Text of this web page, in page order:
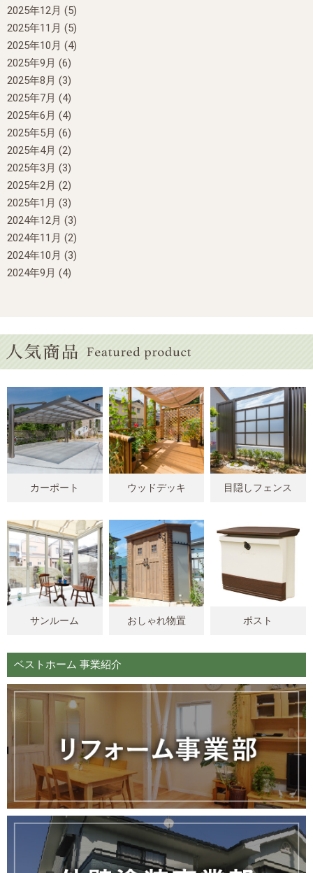
2025年12月 (5)
2025年11月 (5)
2025年10月 (4)
2025年9月 (6)
2025年8月 (3)
2025年7月 (4)
2025年6月 (4)
2025年5月 (6)
2025年4月 (2)
2025年3月 (3)
2025年2月 (2)
2025年1月 (3)
2024年12月 (3)
2024年11月 (2)
2024年10月 (3)
2024年9月 (4)
カーポート ウッドデッキ 目隠しフェンス
サンルーム おしゃれ物置 ポスト
ベストホーム 事業紹介